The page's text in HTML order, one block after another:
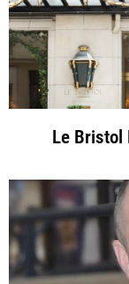
Le Bristol